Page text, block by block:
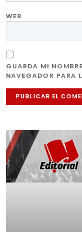
WEB
GUARDA MI
NAVEGADOR PARA